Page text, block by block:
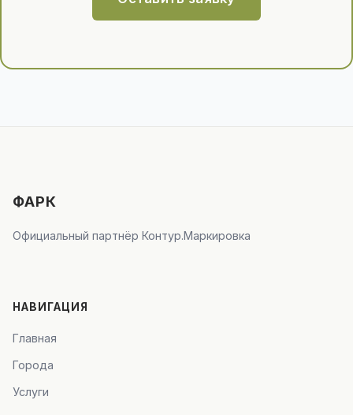
ФАРК
Официальный партнёр Контур.Маркировка
НАВИГАЦИЯ
Главная
Города
Услуги